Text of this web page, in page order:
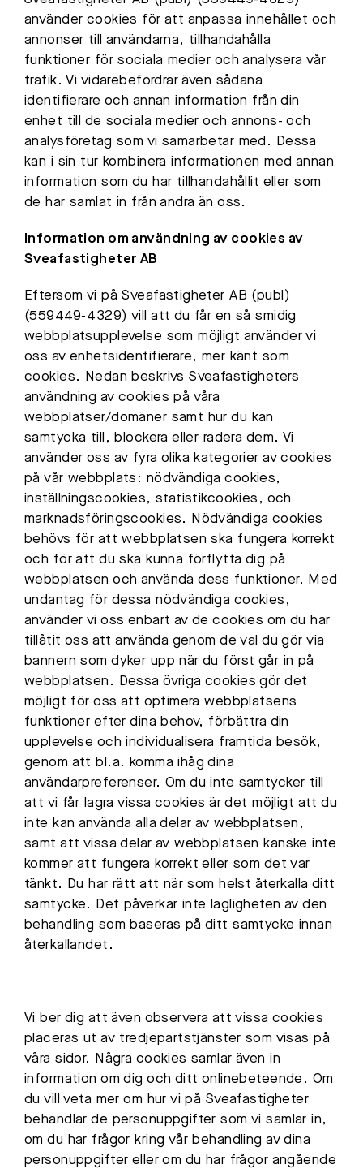
använder cookies för att anpassa innehållet och
annonser till användarna, tillhandahålla
funktioner för sociala medier och analysera vår
trafik. Vi vidarebefordrar även sådana
identifierare och annan information från din
enhet till de sociala medier och annons- och
analysföretag som vi samarbetar med. Dessa
kan i sin tur kombinera informationen med annan
information som du har tillhandahållit eller som
de har samlat in från andra än oss.
Information om användning av cookies av
Sveafastigheter AB
Eftersom vi på Sveafastigheter AB (publ)
(559449-4329) vill att du får en så smidig
webbplatsupplevelse som möjligt använder vi
oss av enhetsidentifierare, mer känt som
cookies. Nedan beskrivs Sveafastigheters
användning av cookies på våra
webbplatser/domäner samt hur du kan
samtycka till, blockera eller radera dem. Vi
använder oss av fyra olika kategorier av cookies
på vår webbplats: nödvändiga cookies,
inställningscookies, statistikcookies, och
marknadsföringscookies. Nödvändiga cookies
behövs för att webbplatsen ska fungera korrekt
och för att du ska kunna förflytta dig på
webbplatsen och använda dess funktioner. Med
undantag för dessa nödvändiga cookies,
använder vi oss enbart av de cookies om du har
tillåtit oss att använda genom de val du gör via
bannern som dyker upp när du först går in på
webbplatsen. Dessa övriga cookies gör det
möjligt för oss att optimera webbplatsens
funktioner efter dina behov, förbättra din
upplevelse och individualisera framtida besök,
genom att bl.a. komma ihåg dina
användarpreferenser. Om du inte samtycker till
att vi får lagra vissa cookies är det möjligt att du
inte kan använda alla delar av webbplatsen,
samt att vissa delar av webbplatsen kanske inte
kommer att fungera korrekt eller som det var
tänkt. Du har rätt att när som helst återkalla ditt
samtycke. Det påverkar inte lagligheten av den
behandling som baseras på ditt samtycke innan
återkallandet.
Vi ber dig att även observera att vissa cookies
placeras ut av tredjepartstjänster som visas på
våra sidor. Några cookies samlar även in
information om dig och ditt onlinebeteende. Om
du vill veta mer om hur vi på Sveafastigheter
behandlar de personuppgifter som vi samlar in,
om du har frågor kring vår behandling av dina
personuppgifter eller om du har frågor angående